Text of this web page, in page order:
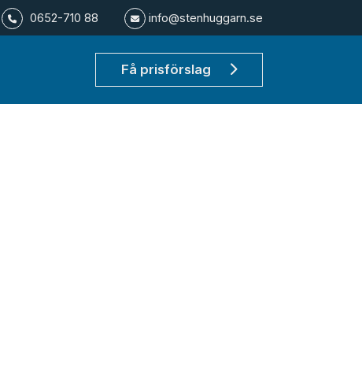
0652-710 88 info@stenhuggarn.se
Få prisförslag